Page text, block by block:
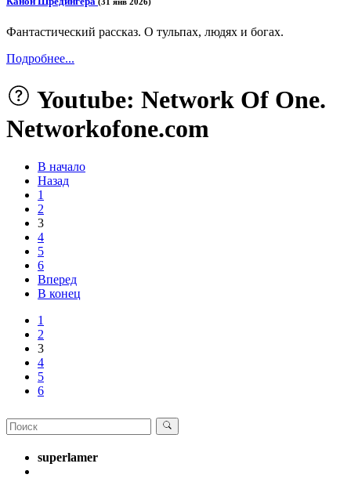
Фантастический рассказ. О тульпах, людях и богах.
Подробнее...
Youtube: Network Of One.
Networkofone.com
В начало
Назад
1
2
3
4
5
6
Вперед
В конец
1
2
3
4
5
6
superlamer